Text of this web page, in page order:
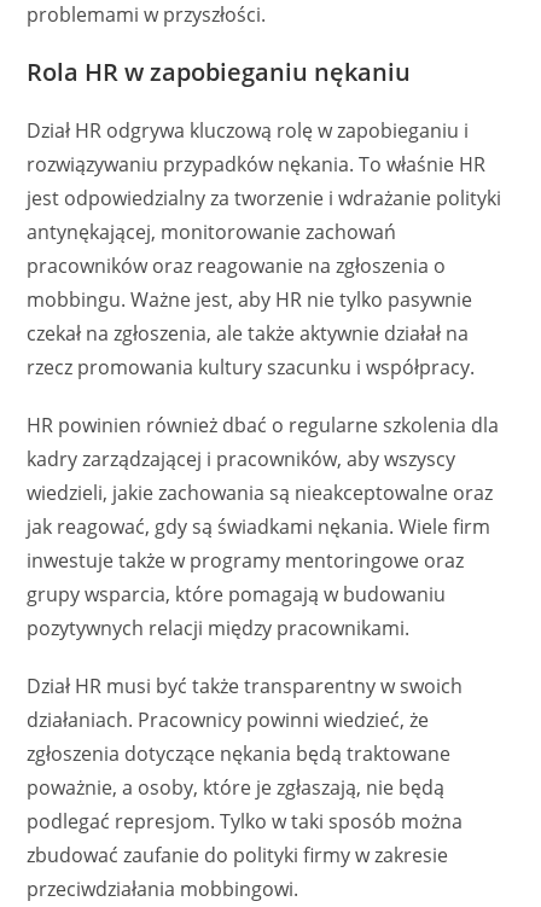
problemami w przyszłości.
Rola HR w zapobieganiu nękaniu
Dział HR odgrywa kluczową rolę w zapobieganiu i
rozwiązywaniu przypadków nękania. To właśnie HR
jest odpowiedzialny za tworzenie i wdrażanie polityki
antynękającej, monitorowanie zachowań
pracowników oraz reagowanie na zgłoszenia o
mobbingu. Ważne jest, aby HR nie tylko pasywnie
czekał na zgłoszenia, ale także aktywnie działał na
rzecz promowania kultury szacunku i współpracy.
HR powinien również dbać o regularne szkolenia dla
kadry zarządzającej i pracowników, aby wszyscy
wiedzieli, jakie zachowania są nieakceptowalne oraz
jak reagować, gdy są świadkami nękania. Wiele firm
inwestuje także w programy mentoringowe oraz
grupy wsparcia, które pomagają w budowaniu
pozytywnych relacji między pracownikami.
Dział HR musi być także transparentny w swoich
działaniach. Pracownicy powinni wiedzieć, że
zgłoszenia dotyczące nękania będą traktowane
poważnie, a osoby, które je zgłaszają, nie będą
podlegać represjom. Tylko w taki sposób można
zbudować zaufanie do polityki firmy w zakresie
przeciwdziałania mobbingowi.